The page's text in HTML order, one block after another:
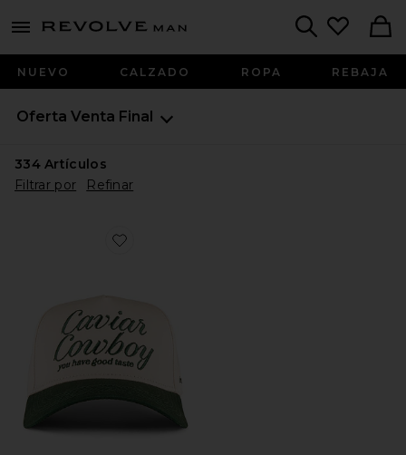
menu - shows more content
Revolve
NUEVO CALZADO ROPA REBAJA
Oferta Venta Final
334Artículos
Filtrar por
Refinar
Favorite GORRA CAVIAR COWBOY